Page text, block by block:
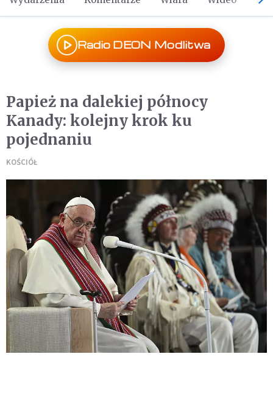
Radio DEON Modlitwa
Papież na dalekiej północy
Kanady: kolejny krok ku
pojednaniu
KOŚCIÓŁ